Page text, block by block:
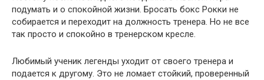
подумать и о спокойной жизни. Бросать бокс Рокки не
собирается и переходит на должность тренера. Но не все
так просто и спокойно в тренерском кресле.
Любимый ученик легенды уходит от своего тренера и
подается к другому. Это не ломает стойкий, проверенный